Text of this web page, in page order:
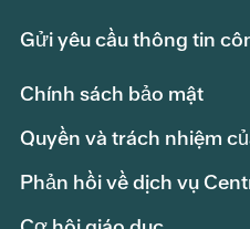
Gửi yêu cầu thông tin
Chính sách bảo mật
Quyền và trách nhiệm
Phản hồi về dịch vụ